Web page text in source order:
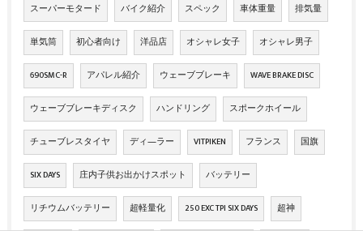
スーパーモタード バイク紹介 スペック 車体重量 排気量
単気筒 初心者向け 洋品店 オシャレ女子 オシャレ男子
690SMC-R アパレル紹介 ウェーブブレーキ WAVE BRAKE DISC
ウェーブブレーキディスク ハンドリング スポークホイール
チューブレスタイヤ ディ―ラー VITPIKEN フランス 国旗
SIX DAYS 庄内子供お出かけスポット バッテリー
リチウムバッテリー 超軽量化 250 EXC TPI SIX DAYS 超神